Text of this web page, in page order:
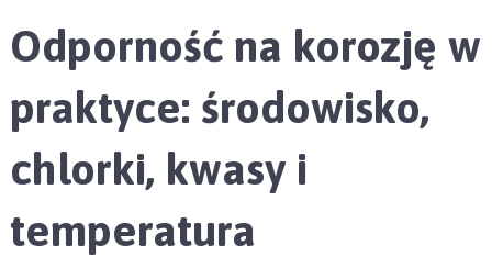
Odporność na korozję w
praktyce: środowisko,
chlorki, kwasy i
temperatura